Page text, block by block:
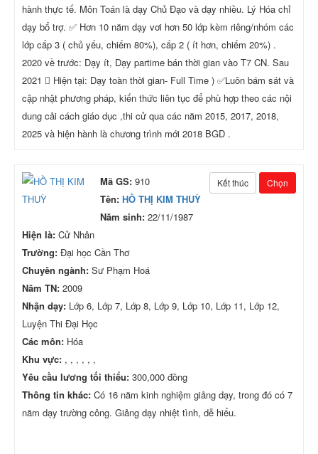
hành thực tế. Môn Toán là dạy Chủ Đạo và dạy nhiều. Lý Hóa chỉ
dạy bổ trợ. ✅ Hơn 10 năm dạy vơi hơn 50 lớp kèm riêng/nhóm các
lớp cấp 3 ( chủ yếu, chiếm 80%), cấp 2 ( ít hơn, chiếm 20%) .
2020 về trước: Dạy ít, Dạy partime bán thời gian vào T7 CN. Sau
2021  Hiện tại: Dạy toàn thời gian- Full Time ) ✅Luôn bám sát và
cập nhật phương pháp, kiến thức liên tục để phù hợp theo các nội
dung cải cách giáo dục ,thi cử qua các năm 2015, 2017, 2018,
2025 và hiện hành là chương trình mới 2018 BGD .
Kết thúc Chọn
Mã GS: 910
Tên: HỒ THỊ KIM THUỲ
Năm sinh: 22/11/1987
Hiện là: Cử Nhân
Trường: Đại học Cần Thơ
Chuyên ngành: Sư Phạm Hoá
Năm TN: 2009
Nhận dạy: Lớp 6, Lớp 7, Lớp 8, Lớp 9, Lớp 10, Lớp 11, Lớp 12,
Luyện Thi Đại Học
Các môn: Hóa
Khu vực: , , , , , ,
Yêu cầu lương tối thiểu: 300,000 đồng
Thông tin khác: Có 16 năm kinh nghiệm giảng dạy, trong đó có 7
năm dạy trường công. Giảng dạy nhiệt tình, dễ hiểu.